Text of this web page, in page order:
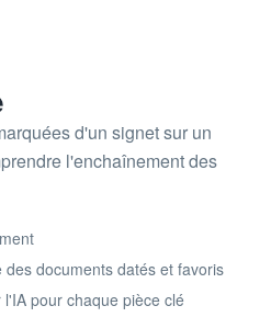
d'un signet sur un
l'enchaînement des
documents datés et favoris
pour chaque pièce clé